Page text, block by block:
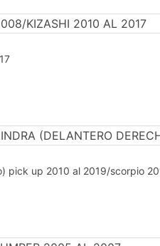
pick up 2010 al 2019/scorpio